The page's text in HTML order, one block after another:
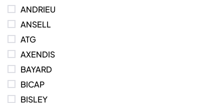
ANDRIEU
ANSELL
ATG
AXENDIS
BAYARD
BICAP
BISLEY